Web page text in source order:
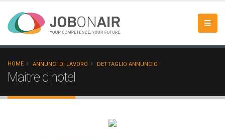
HOME ANNUNCI DI LAVORO DETTAGLIO ANNUNCIO
Maitre d'hotel